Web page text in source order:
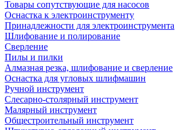
Товары сопутствующие для насосов
Оснастка к электроинструменту
Принадлежности для электроинструмента
Шлифование и полирование
Сверление
Пилы и пилки
Алмазная резка, шлифование и сверление
Оснастка для угловых шлифмашин
Ручной инструмент
Слесарно-столярный инструмент
Малярный инструмент
Общестроительный инструмент